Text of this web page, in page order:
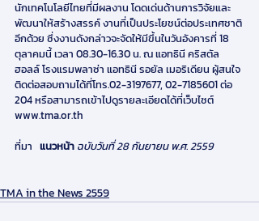
นักเทคโนโลยีไทยที่มีผลงาน โดดเด่นด้านการวิจัยและ
พัฒนาให้สร้างสรรค์ งานที่เป็นประโยชน์ต่อประเทศชาติ
อีกด้วย ซึ่งงานดังกล่าวจะจัดให้มีขึ้นในวันอังคารที่ 18
ตุลาคมนี้ เวลา 08.30-16.30 น. ณ แอทธินี คริสตัล
ฮอลล์ โรงแรมพลาซ่า แอทธินี รอยัล เมอริเดียน ผู้สนใจ
ติดต่อสอบถามได้ที่โทร.02-3197677, 02-7185601 ต่อ
204 หรือสามารถเข้าไปดูรายละเอียดได้ที่เว็บไซต์
www.tma.or.th
ที่มา แนวหน้า ฉบับวันที่ 28 กันยายน พ.ศ. 2559
TMA in the News 2559